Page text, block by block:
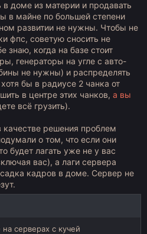
доме из материи и продавать
в майне по большей степени
развитии не нужны. Чтобы не
фпс, советую сносить не
когда на базе стоит
генераторы на угле с авто-
не нужны) и распределять
бы в радиусе 2 чанка от
в центре этих чанков, а вы
всё грузить).
решения проблем
о том, что если они
будет лагать уже не у вас
вас), а лаги сервера
кадров в доме. Сервер не
серверах с кучей